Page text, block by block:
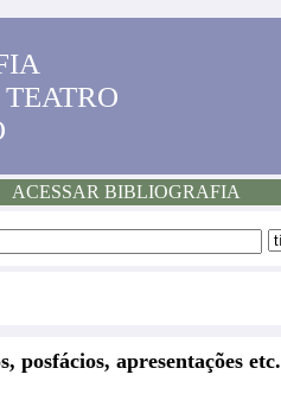
ACESSAR BIBLIOGRAFIA
posfácios, apresentações etc.